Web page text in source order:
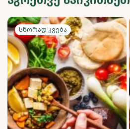
Სწორად კვება